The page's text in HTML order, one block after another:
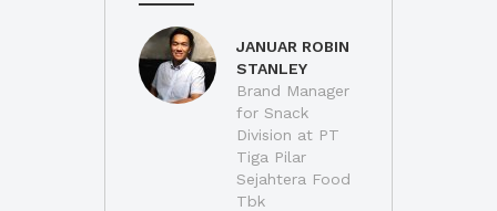
JANUAR ROBIN
STANLEY
Brand Manager
for Snack
Division at PT
Tiga Pilar
Sejahtera Food
Tbk